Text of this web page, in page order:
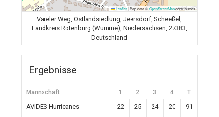
Leaflet |Map data ©OpenStreetMapcontributors
Vareler Weg, Ostlandsiedlung, Jeersdorf, Scheeßel,
Landkreis Rotenburg (Wümme), Niedersachsen, 27383,
Deutschland
Ergebnisse
Mannschaft 1 2 3 4 T
AVIDES Hurricanes 22 25 24 20
91